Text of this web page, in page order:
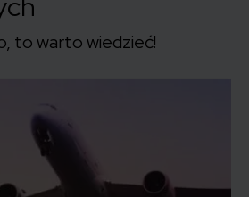
to warto wiedzieć!